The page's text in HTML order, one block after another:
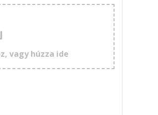
vagy húzza ide